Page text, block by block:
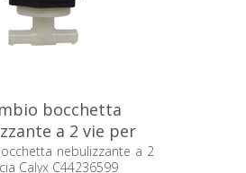
bocchetta
a 2 vie per
C44236599
nebulizzante a 2
Calyx C44236599